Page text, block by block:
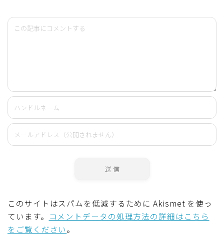
このサイトはスパムを低減するために Akismet を使っ
ています。 コメントデータの処理方法の詳細はこちら
をご覧ください。